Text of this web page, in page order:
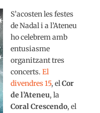
S’acosten les festes
de Nadal i a l’Ateneu
ho celebrem amb
entusiasme
organitzant tres
concerts. El
divendres 15, elCor
de l’Ateneu, la
Coral Crescendo, el